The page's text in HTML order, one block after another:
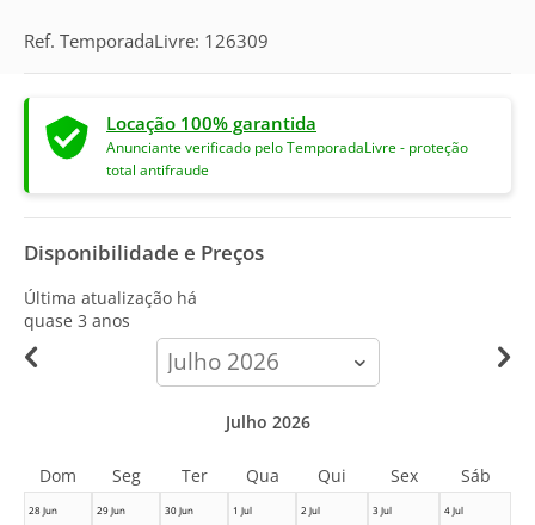
Ref. TemporadaLivre: 126309
Locação 100% garantida
Anunciante verificado pelo TemporadaLivre - proteção
total antifraude
Disponibilidade e Preços
Última atualização há
quase 3 anos
calendar-
month
28 Jun
29 Jun
30 Jun
1 Jul
2 Jul
3 Jul
4 Jul
Julho 2026
Dom Seg Ter Qua Qui Sex Sáb